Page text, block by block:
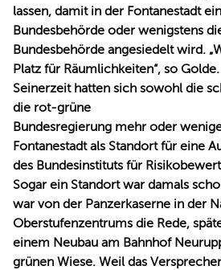
lassen, damit in der Fontanestadt
Bundesbehörde oder wenigstens
Bundesbehörde angesiedelt wird.
Platz für Räumlichkeiten“, so Golde.
Seinerzeit hatten sich sowohl die
die rot-grüne
Bundesregierung mehr oder
Fontanestadt als Standort für eine
des Bundesinstituts für
Sogar ein Standort war damals
war von der Panzerkaserne in der
Oberstufenzentrums die Rede,
einem Neubau am Bahnhof
grünen Wiese. Weil das